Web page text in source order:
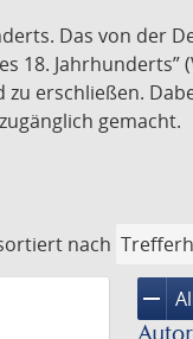
Das von der
Jahrhunderts”
erschließen.
gemacht.
nach
remove